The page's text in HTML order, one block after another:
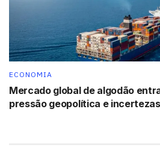
ECONOMIA
Mercado global de algodão
pressão geopolítica e